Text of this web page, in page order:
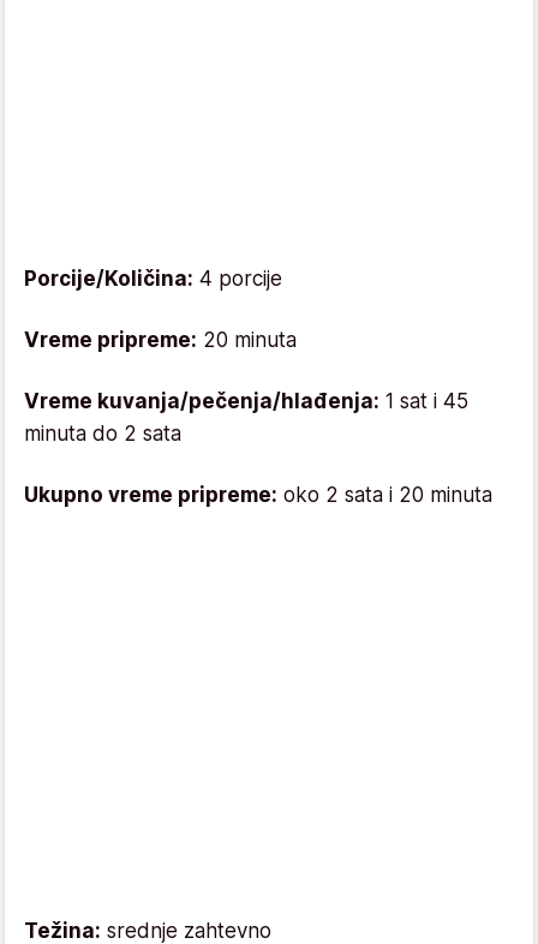
Porcije/Količina: 4 porcije
Vreme pripreme: 20 minuta
Vreme kuvanja/pečenja/hlađenja: 1 sat i 45
minuta do 2 sata
Ukupno vreme pripreme: oko 2 sata i 20 minuta
Težina: srednje zahtevno